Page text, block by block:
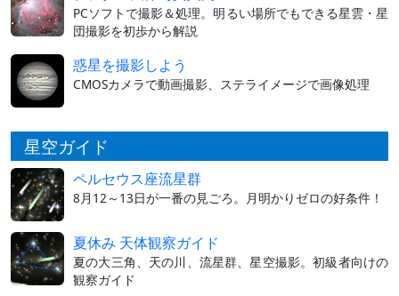
PCソフトで撮影＆処理。明るい場所でもできる星雲・星
団撮影を初歩から解説
惑星を撮影しよう
CMOSカメラで動画撮影、ステライメージで画像処理
星空ガイド
ペルセウス座流星群
8月12～13日が一番の見ごろ。月明かりゼロの好条件！
夏休み 天体観察ガイド
夏の大三角、天の川、流星群、星空撮影。初級者向けの
観察ガイド